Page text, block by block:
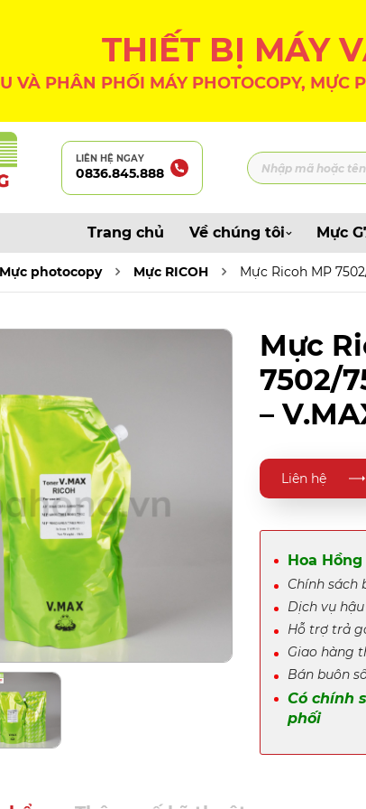
THIẾT BỊ MÁY
VÀ PHÂN PHỐI MÁY PHOTOCOPY, MỰC
LIÊN HỆ NGAY
0836.845.888
Trang chủ Về chúng tôi Mực
Mực photocopy Mực RICOH Mực Ricoh MP
Mực
7502/
–
Liên hệ
Hoa
Chính sách
Dịch vụ
Hỗ trợ trả
Giao hàng
Bán buôn
Có chính
phối